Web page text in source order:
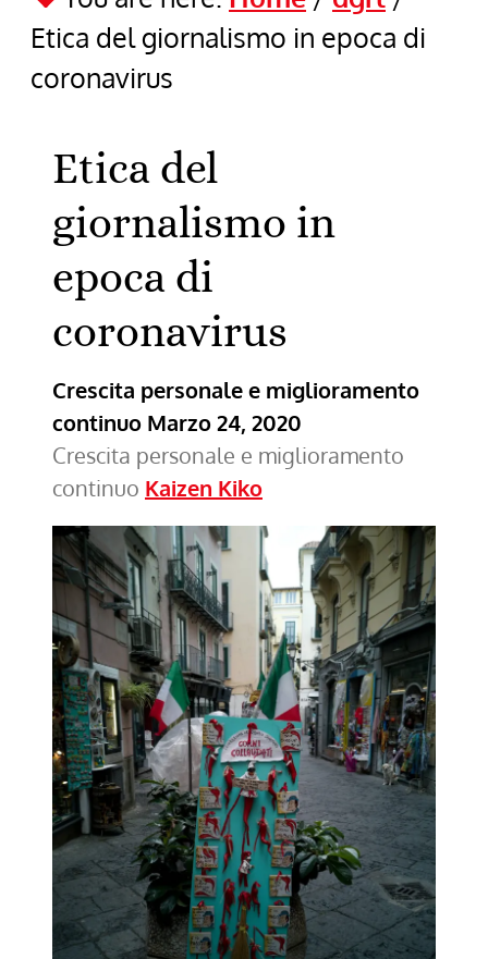
Etica del giornalismo in epoca di
coronavirus
Etica del
giornalismo in
epoca di
coronavirus
Crescita personale e miglioramento
continuo Marzo 24, 2020
Crescita personale e miglioramento
continuo Kaizen Kiko